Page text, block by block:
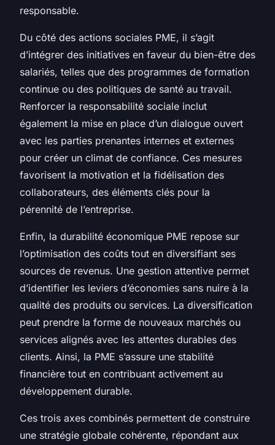
responsable.
Du côté des actions sociales PME, il s’agit
d’intégrer des initiatives en faveur du bien-être des
salariés, telles que des programmes de formation
continue ou des politiques de santé au travail.
Renforcer la responsabilité sociale inclut
également la mise en place d’un dialogue ouvert
avec les parties prenantes internes et externes
pour créer un climat de confiance. Ces mesures
favorisent la motivation et la fidélisation des
collaborateurs, des éléments clés pour la
pérennité de l’entreprise.
Enfin, la durabilité économique PME repose sur
l’optimisation des coûts tout en diversifiant ses
sources de revenus. Une gestion attentive permet
d’identifier les leviers d’économies sans nuire à la
qualité des produits ou services. La diversification
peut prendre la forme de nouveaux marchés ou
services alignés avec les attentes durables des
clients. Ainsi, la PME s’assure une stabilité
financière tout en contribuant activement au
développement durable.
Ces trois axes combinés permettent de construire
une stratégie globale cohérente, répondant aux